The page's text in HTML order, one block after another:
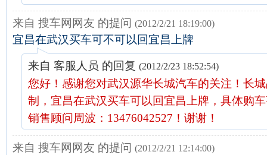
来自 搜车网网友 的提问 (2012/2/21 18:19:00)
宜昌在武汉买车可不可以回宜昌上牌
来自 客服人员 的回复 (2012/2/23 18:52:54)
您好！感谢您对武汉源华长城汽车的关注！长
制，宜昌在武汉买车可以回宜昌上牌，具体购
销售顾问周波：13476042527！谢谢！
来自 搜车网网友 的提问 (2012/2/21 12:14:00)